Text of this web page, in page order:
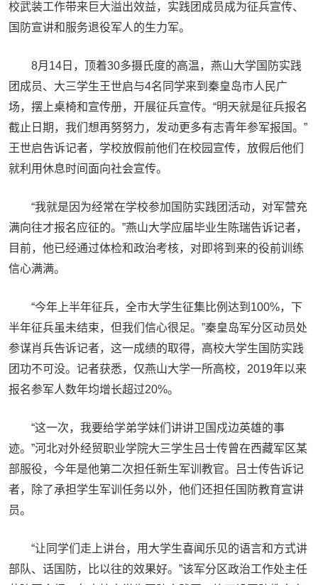
校武装工作带来巨大溢出效益，实践团成员成为征兵宣传、
国防宣讲和服务退役军人的生力军。
8月14日，顶着30多摄氏度的高温，燕山大学国防实践
团成员、大三学生王世启与4名同学来到秦皇岛市人民广
场，摆上桌椅和宣传册，开展征兵宣传。“明天就是征兵报名
截止日期，我们想再努努力，发动更多有志青年参军报国。”
王世启告诉记者，学校放假前他们在校园宣传，放假后他们
就利用休息时间面向社会宣传。
“我就是因为经常在学校参加国防实践团活动，对军营充
满向往才报名应征的。”燕山大学应届毕业生陈瑞告诉记者，
目前，他已经通过体检和政治考核，对即将到来的役前训练
信心满满。
“今年上半年征兵，全市大学生征集比例达到100%，下
半年征兵虽未结束，但我们信心很足。”秦皇岛军分区动员处
参谋肖兵告诉记者，这一成绩的取得，高校大学生国防实践
团功不可没。记者获悉，仅燕山大学一所高校，2019年以来
报名参军人数年均增长超过20%。
“这一次，我要给学弟学妹们讲讲卫国戍边英雄的事
迹。”河北对外经贸职业学院大三学生吕士传曾在西藏军区某
部服役，今年是他第二次担任新生军训教官。吕士传告诉记
者，除了承担学生军训任务以外，他们还担任国防教育宣讲
员。
“让同学们走上讲台，用大学生喜闻乐见的语言和方式讲
部队、话国防，比以往的效果好。”该军分区政治工作处主任